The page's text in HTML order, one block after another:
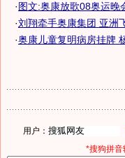
·图文:奥康放歌08奥运晚
·刘翔牵手奥康集团 亚洲
·奥康儿童复明病房挂牌
用户：
*搜狗拼音